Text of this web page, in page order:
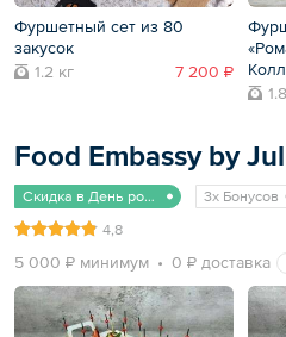
Фуршетный сет из 80
закусок
1.2 кг
7 200 ₽
Food Embassy by
Скидка в День рождения 3x Бонусов
4,8
5 000 ₽ минимум 0 ₽ доставка